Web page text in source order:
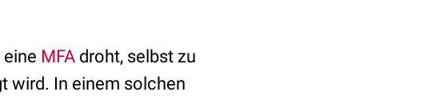
MFA droht, selbst zu
wird. In einem solchen